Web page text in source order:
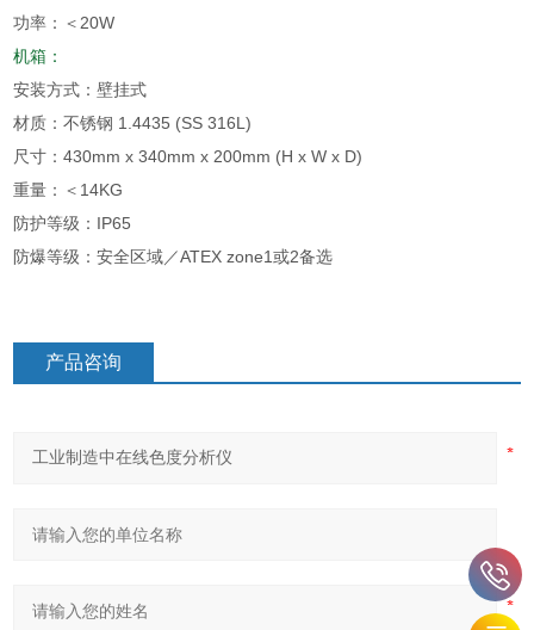
功率：＜20W
机箱：
安装方式：壁挂式
材质：不锈钢 1.4435 (SS 316L)
尺寸：430mm x 340mm x 200mm (H x W x D)
重量：＜14KG
防护等级：IP65
防爆等级：安全区域／ATEX zone1或2备选
产品咨询